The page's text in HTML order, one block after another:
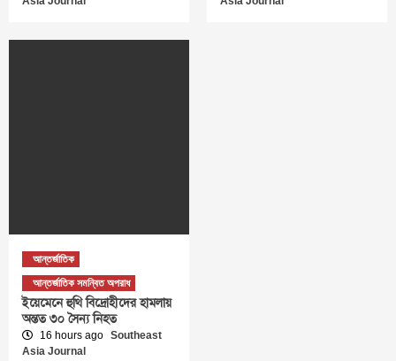
আন্তর্জাতিক
আন্তর্জাতিক সমন্বিত অপরাধ
ইয়েমেনে হুথি বিদ্রোহীদের হামলায়
অন্তত ৩০ সৈন্য নিহত
16 hours ago Southeast
Asia Journal